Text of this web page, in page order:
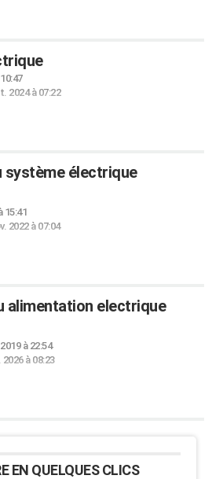
2024 à 07:22
électrique
15:41
2022 à 07:04
alimentation electrique
à 22:54
2026 à 08:23
EN QUELQUES CLICS